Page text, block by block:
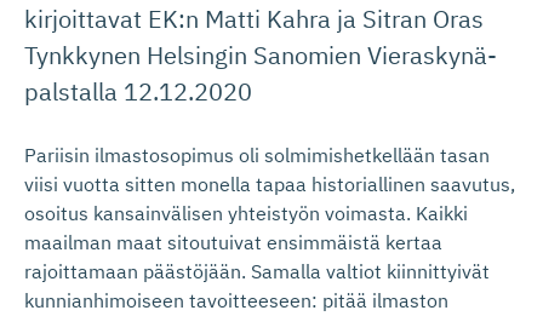
kirjoittavat EK:n Matti Kahra ja Sitran Oras
Tynkkynen Helsingin Sanomien Vieraskynä-
palstalla 12.12.2020
Pariisin ilmastosopimus oli solmimishetkellään tasan
viisi vuotta sitten monella tapaa historiallinen saavutus,
osoitus kansainvälisen yhteistyön voimasta. Kaikki
maailman maat sitoutuivat ensimmäistä kertaa
rajoittamaan päästöjään. Samalla valtiot kiinnittyivät
kunnianhimoiseen tavoitteeseen: pitää ilmaston